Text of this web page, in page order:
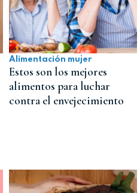
Alimentación mujer
Estos son los mejores
alimentos para luchar
contra el envejecimiento